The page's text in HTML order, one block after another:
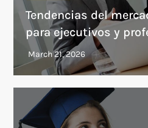
Tendencias del
para ejecutivos y